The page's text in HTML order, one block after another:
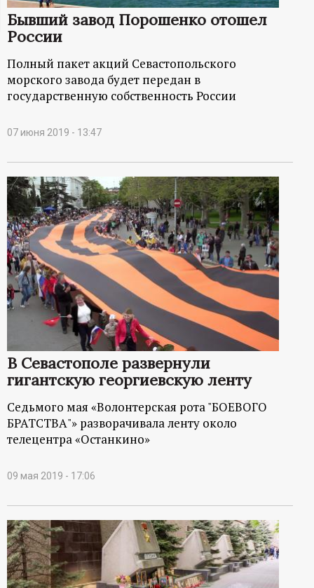
а
ц
и
н
ы
й
п
о
р
т
а
л
Бывший завод Порошенко отошел
России
Полный пакет акций Севастопольского
морского завода будет передан в
государственную собственность России
07 июня 2019 - 13:47
В Севастополе развернули
гигантскую георгиевскую ленту
Седьмого мая «Волонтерская рота "БОЕВОГО
БРАТСТВА"» разворачивала ленту около
телецентра «Останкино»
09 мая 2019 - 17:06